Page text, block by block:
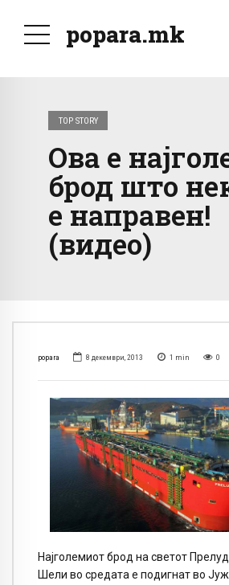
popara.mk
TOP STORY
Ова е
брод што
е направен!
(видео)
popara 8 декември, 2013 1 min 0
Најголемиот брод на светот
Шели во средата е подигнат во